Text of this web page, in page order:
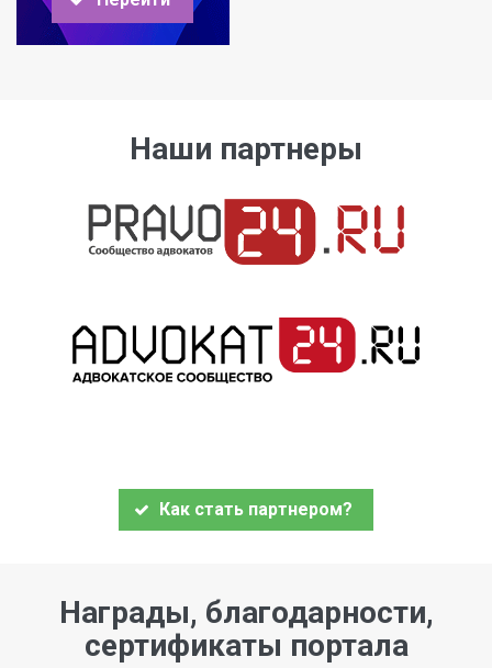
Наши партнеры
Как стать партнером?
Награды, благодарности,
сертификаты портала